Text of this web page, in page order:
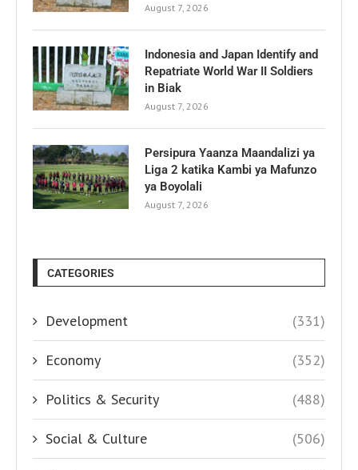
August 7, 2026
Indonesia and Japan Identify and
Repatriate World War II Soldiers
in Biak
August 7, 2026
Persipura Yaanza Maandalizi ya
Liga 2 katika Kambi ya Mafunzo
ya Boyolali
August 7, 2026
CATEGORIES
Development (331)
Economy (352)
Politics & Security (488)
Social & Culture (506)